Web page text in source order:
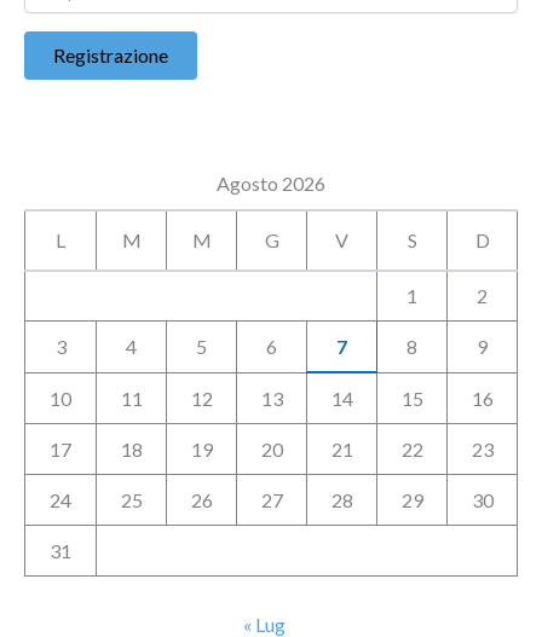
Registrazione
Agosto 2026
L M M G V S D
1 2
3 4 5 6 7 8 9
10 11 12 13 14 15 16
17 18 19 20 21 22 23
24 25 26 27 28 29 30
31
« Lug